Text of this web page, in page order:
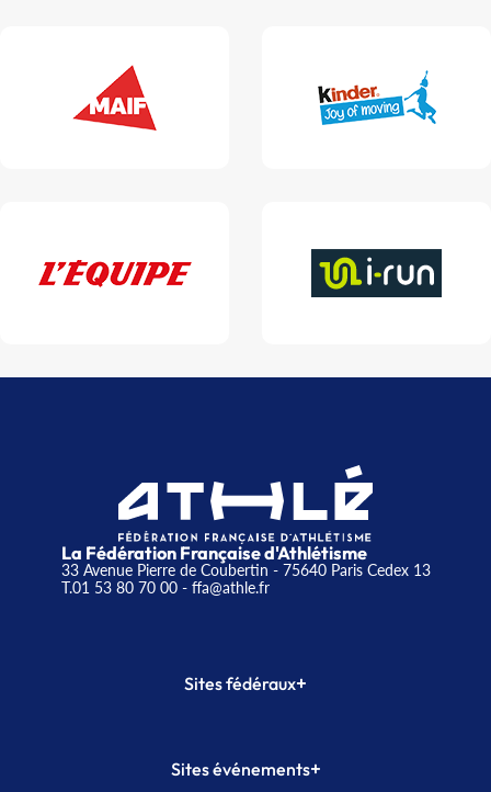
La Fédération Française d'Athlétisme
33 Avenue Pierre de Coubertin - 75640 Paris Cedex 13
T.01 53 80 70 00- ffa@athle.fr
Sites fédéraux+
Plateforme Formation
Sites événements+